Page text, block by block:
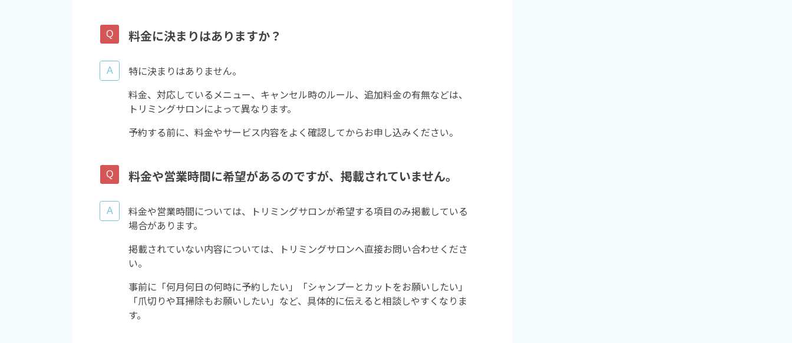
料金に決まりはありますか？
特に決まりはありません。
料金、対応しているメニュー、キャンセル時のルール、追加料金の有無などは、
トリミングサロンによって異なります。
予約する前に、料金やサービス内容をよく確認してからお申し込みください。
料金や営業時間に希望があるのですが、掲載されていません。
料金や営業時間については、トリミングサロンが希望する項目のみ掲載している
場合があります。
掲載されていない内容については、トリミングサロンへ直接お問い合わせくださ
い。
事前に「何月何日の何時に予約したい」「シャンプーとカットをお願いしたい」
「爪切りや耳掃除もお願いしたい」など、具体的に伝えると相談しやすくなりま
す。